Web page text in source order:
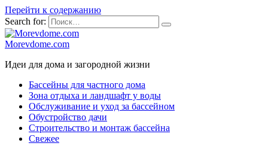
Перейти к содержанию
Search for:
Morevdome.com
Идеи для дома и загородной жизни
Бассейны для частного дома
Зона отдыха и ландшафт у воды
Обслуживание и уход за бассейном
Обустройство дачи
Строительство и монтаж бассейна
Свежее